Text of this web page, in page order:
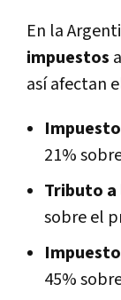
En la
impuestos
así afectan
21%
Tributo a
sobre el
45%